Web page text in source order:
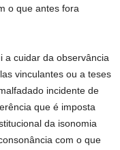
o que antes fora
a cuidar da observância
vinculantes ou a teses
incidente de
que é imposta
da isonomia
com o que